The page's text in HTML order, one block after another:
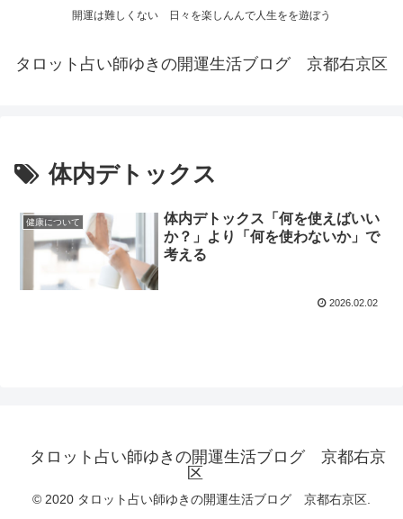
開運は難しくない 日々を楽しんんで人生をを遊ぼう
タロット占い師ゆきの開運生活ブログ 京都右京区
体内デトックス
健康について
体内デトックス「何を使えばいい
か？」より「何を使わないか」で
考える
2026.02.02
タロット占い師ゆきの開運生活ブログ 京都右京
区
© 2020 タロット占い師ゆきの開運生活ブログ 京都右京区.